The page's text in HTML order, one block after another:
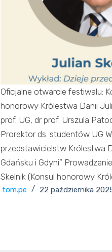
Oficjalne otwarcie festiwalu:
honorowy Królestwa Danii
prof. UG, dr prof. Urszula
Prorektor ds. studentów UG
przedstawicielstw Królestwa
Gdańsku i Gdyni”
Skelnik (Konsul honorowy
tom.pe 22 października